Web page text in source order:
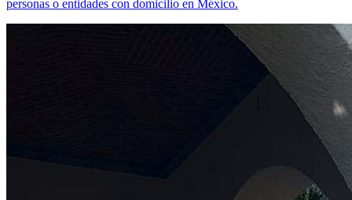
personas o entidades con domicilio en México.